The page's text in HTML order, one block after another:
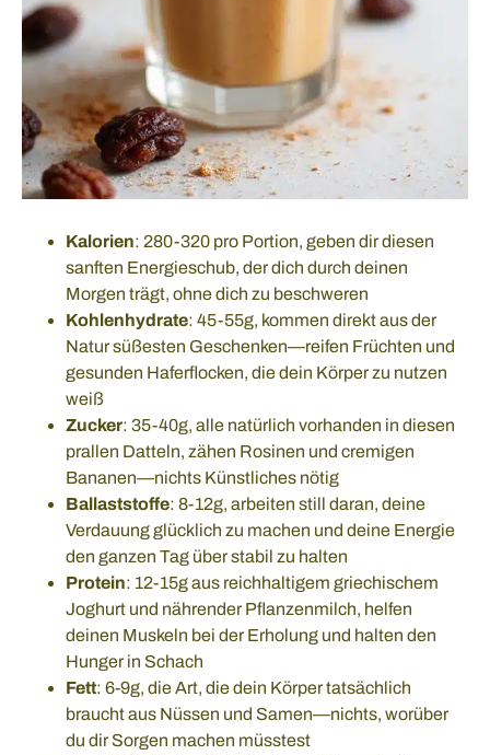
Kalorien: 280-320 pro Portion, geben dir diesen
sanften Energieschub, der dich durch deinen
Morgen trägt, ohne dich zu beschweren
Kohlenhydrate: 45-55g, kommen direkt aus der
Natur süßesten Geschenken—reifen Früchten und
gesunden Haferflocken, die dein Körper zu nutzen
weiß
Zucker: 35-40g, alle natürlich vorhanden in diesen
prallen Datteln, zähen Rosinen und cremigen
Bananen—nichts Künstliches nötig
Ballaststoffe: 8-12g, arbeiten still daran, deine
Verdauung glücklich zu machen und deine Energie
den ganzen Tag über stabil zu halten
Protein: 12-15g aus reichhaltigem griechischem
Joghurt und nährender Pflanzenmilch, helfen
deinen Muskeln bei der Erholung und halten den
Hunger in Schach
Fett: 6-9g, die Art, die dein Körper tatsächlich
braucht aus Nüssen und Samen—nichts, worüber
du dir Sorgen machen müsstest